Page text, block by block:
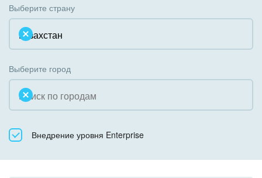
Внедрение Бизнес-процессов
Системное администрирование
Интернет-магазин и CRM
Крупные корпоративные внедрения
Внедрение для медицины
Внедрение для гос.организаций
Коммунальные услуги, ЖКХ
Некоммерческие, религиозные организации,
Недвижимость, риэлтерские компании
Образование, наука
Общественно-политические организации
Охрана, безопасность
Облачный Битрикс24
Коробочная версия
Выберите страну
Выберите город
Внедрение уровня Enterprise